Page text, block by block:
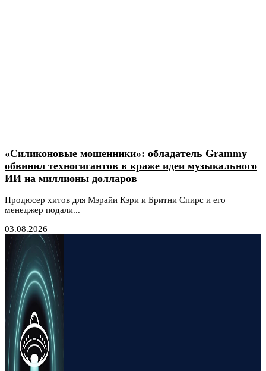
«Силиконовые мошенники»: обладатель Grammy
обвинил техногигантов в краже идеи музыкального
ИИ на миллионы долларов
Продюсер хитов для Мэрайи Кэри и Бритни Спирс и его
менеджер подали...
03.08.2026